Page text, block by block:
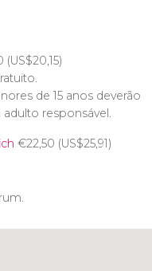
(US$20,15)
de 15 anos deverão
responsável.
€22,50 (US$25,91)